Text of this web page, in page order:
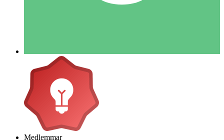
Medlemmar